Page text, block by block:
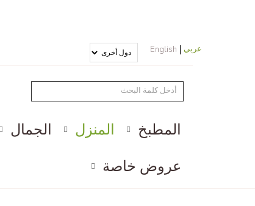
عربي English
المطبخ المنزل الجمال
عروض خاصة